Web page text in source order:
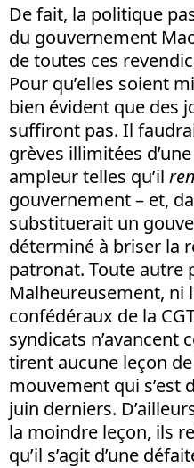
De fait, la politique
du gouvernement
de toutes ces
Pour qu’elles soient
bien évident que des
suffiront pas. Il
grèves illimitées
ampleur telles qu’il
gouvernement – et,
substituerait un
déterminé à briser la
patronat. Toute autre
Malheureusement, ni
confédéraux de la
syndicats n’avancent
tirent aucune leçon
mouvement qui s’est
juin derniers.
la moindre leçon, ils
qu’il s’agit d’une